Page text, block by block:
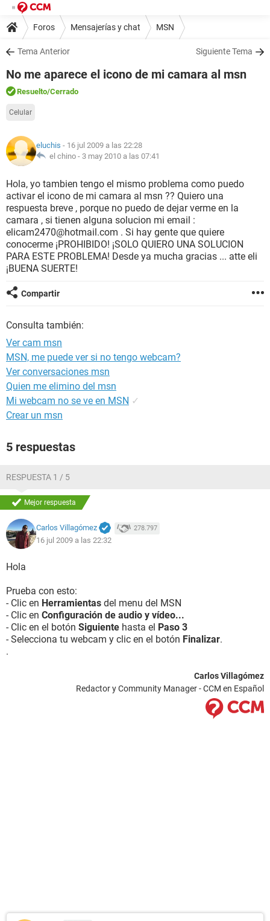
Foros Mensajerías y chat MSN
Tema Anterior Siguiente Tema
No me aparece el icono de mi camara al msn
Resuelto/Cerrado
Celular
eluchis - 16 jul 2009 a las 22:28
el chino - 3 may 2010 a las 07:41
Hola, yo tambien tengo el mismo problema como puedo
activar el icono de mi camara al msn ?? Quiero una
respuesta breve , porque no puedo de dejar verme en la
camara , si tienen alguna solucion mi email :
elicam2470@hotmail.com . Si hay gente que quiere
conocerme ¡PROHIBIDO! ¡SOLO QUIERO UNA SOLUCION
PARA ESTE PROBLEMA! Desde ya mucha gracias ... atte eli
¡BUENA SUERTE!
Compartir
Consulta también:
Ver cam msn
MSN, me puede ver si no tengo webcam?
Ver conversaciones msn
Quien me elimino del msn
Mi webcam no se ve en MSN ✓
Crear un msn
5 respuestas
RESPUESTA 1 / 5
Mejor respuesta
Carlos Villagómez 278.797
16 jul 2009 a las 22:32
Hola
Prueba con esto:
- Clic en Herramientas del menu del MSN
- Clic en Configuración de audio y vídeo...
- Clic en el botón Siguiente hasta el Paso 3
- Selecciona tu webcam y clic en el botón Finalizar.
.
Carlos Villagómez
Redactor y Community Manager - CCM en Español